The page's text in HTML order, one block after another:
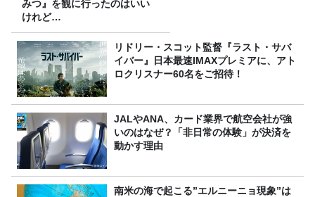
みつ』を観に行ったのはいい
けれど…
リドリー・スコット監督『ラスト・サバ
イバー』日本最速IMAXプレミアに、アト
ロクリスナー60名をご招待！
JALやANA、カード業界で航空会社が強
いのはなぜ？「非日常の体験」が決済を
動かす理由
南米の海で起こる”エルニーニョ現象”は